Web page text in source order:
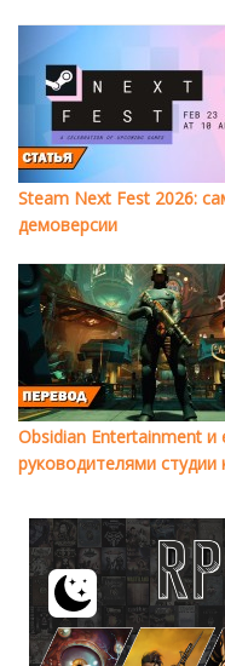
Steam Next Fest 2026:
демоверсии
Obsidian Entertainment
руководителями студии